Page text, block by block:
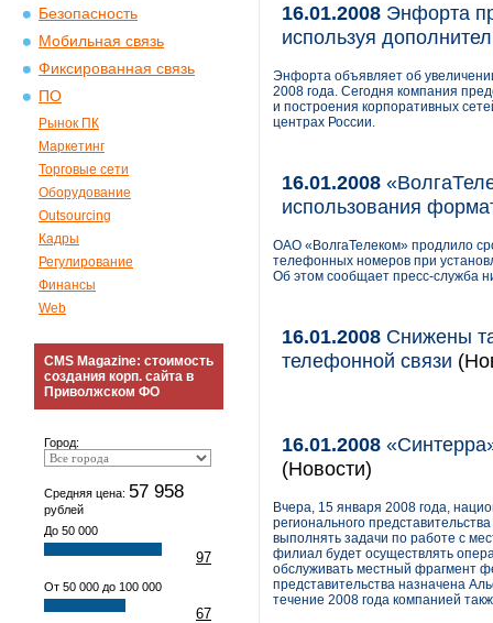
Безопасность
Мобильная связь
Фиксированная связь
ПО
Рынок ПК
Маркетинг
Торговые сети
Оборудование
Outsourcing
Кадры
Регулирование
Финансы
Web
CMS Magazine: стоимость
создания корп. сайта в
Приволжском ФО
Город:
Средняя цена: 57 958
рублей
До 50 000
97
От 50 000 до 100 000
67
16.01.2008 Энфорта
используя
Энфорта объявляет об
2008 года. Сегодня компания
и построения корпоративных
центрах России.
16.01.2008
использования
ОАО «ВолгаТелеком» продлило
телефонных номеров при
Об этом сообщает пресс-служба
16.01.2008 Снижены
телефонной связи
16.01.2008
(Новости)
Вчера, 15 января 2008 года,
регионального
выполнять задачи по работе с
филиал будет осуществлять
обслуживать местный фрагмент
представительства назначена
течение 2008 года компанией